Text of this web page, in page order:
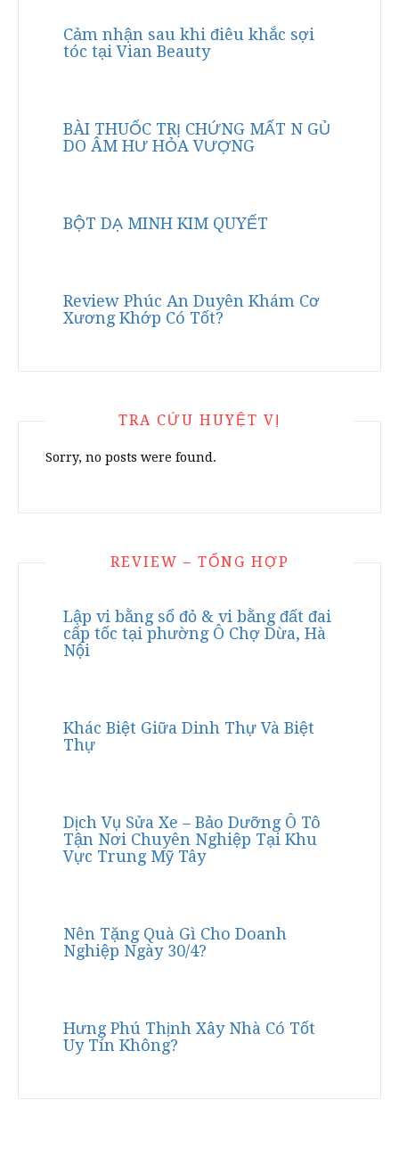
Cảm nhận sau khi điêu khắc sợi
tóc tại Vian Beauty
BÀI THUỐC TRỊ CHỨNG MẤT N GỦ
DO ÂM HƯ HỎA VƯỢNG
BỘT DẠ MINH KIM QUYẾT
Review Phúc An Duyên Khám Cơ
Xương Khớp Có Tốt?
TRA CỨU HUYỆT VỊ
Sorry, no posts were found.
REVIEW – TỔNG HỢP
Lập vi bằng sổ đỏ & vi bằng đất đai
cấp tốc tại phường Ô Chợ Dừa, Hà
Nội
Khác Biệt Giữa Dinh Thự Và Biệt
Thự
Dịch Vụ Sửa Xe – Bảo Dưỡng Ô Tô
Tận Nơi Chuyên Nghiệp Tại Khu
Vực Trung Mỹ Tây
Nên Tặng Quà Gì Cho Doanh
Nghiệp Ngày 30/4?
Hưng Phú Thịnh Xây Nhà Có Tốt
Uy Tín Không?